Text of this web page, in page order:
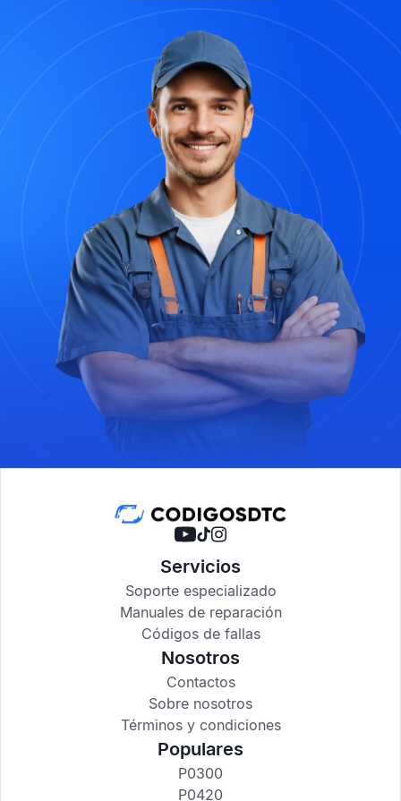
Servicios
Soporte especializado
Manuales de reparación
Códigos de fallas
Nosotros
Contactos
Sobre nosotros
Términos y condiciones
Populares
P0300
P0420